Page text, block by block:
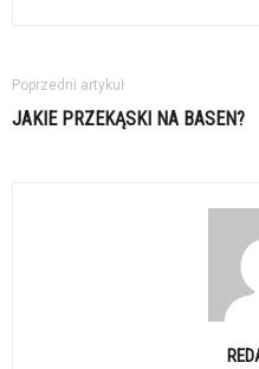
Poprzedni artykuł
JAKIE PRZEKĄSKI NA BASEN?